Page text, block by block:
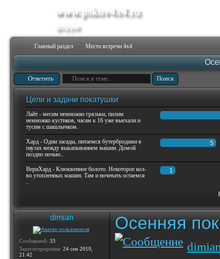
www.pskov4x4.ru
форум
Главный раздел Место встречи 4х4
Ответить
Цели и задачи покатушки
Лайт - месим немножко грязьки, пилим
немножко кустиков, часам к 16 уже выехали и
тусим с шашлычком.
Хард - Одни засады, питаемся бутербродами в
паузах между выкапыванием машин. Домой
поздно ночью..
5
ВериХард - Клюквенное болото. Некоторое кол-
во утопленных машин. Там и ночевать остаемся
..
1
dimian
Сообщений: 33
Зарегистрирован: 24 сен 2010,
21:42
Осенняя